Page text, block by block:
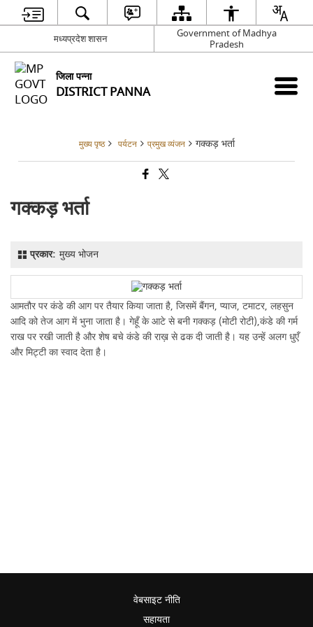
मध्यप्रदेश शासन
Government of Madhya
Pradesh
जिला पन्ना
DISTRICT PANNA
मुख्य पृष्ठ पर्यटन प्रमुख व्यंजन गक्कड़ भर्ता
गक्कड़ भर्ता
प्रकार:मुख्य भोजन
आमतौर पर कंडे की आग पर तैयार किया जाता है, जिसमें बैंगन, प्याज, टमाटर, लहसुन
आदि को तेज आग में भुना जाता है। गेहूँ के आटे से बनी गक्कड़ (मोटी रोटी),कंडे की गर्म
राख पर रखी जाती है और शेष बचे कंडे की राख़ से ढक दी जाती है। यह उन्हें अलग धुएँ
और मिट्टी का स्वाद देता है।
वेबसाइट नीति
सहायता